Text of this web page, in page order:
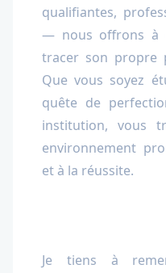
qualifiantes,
— nous offrons à
tracer son propre
Que vous soyez
quête de
institution, vous
environnement
et à la réussite.
Je tiens à